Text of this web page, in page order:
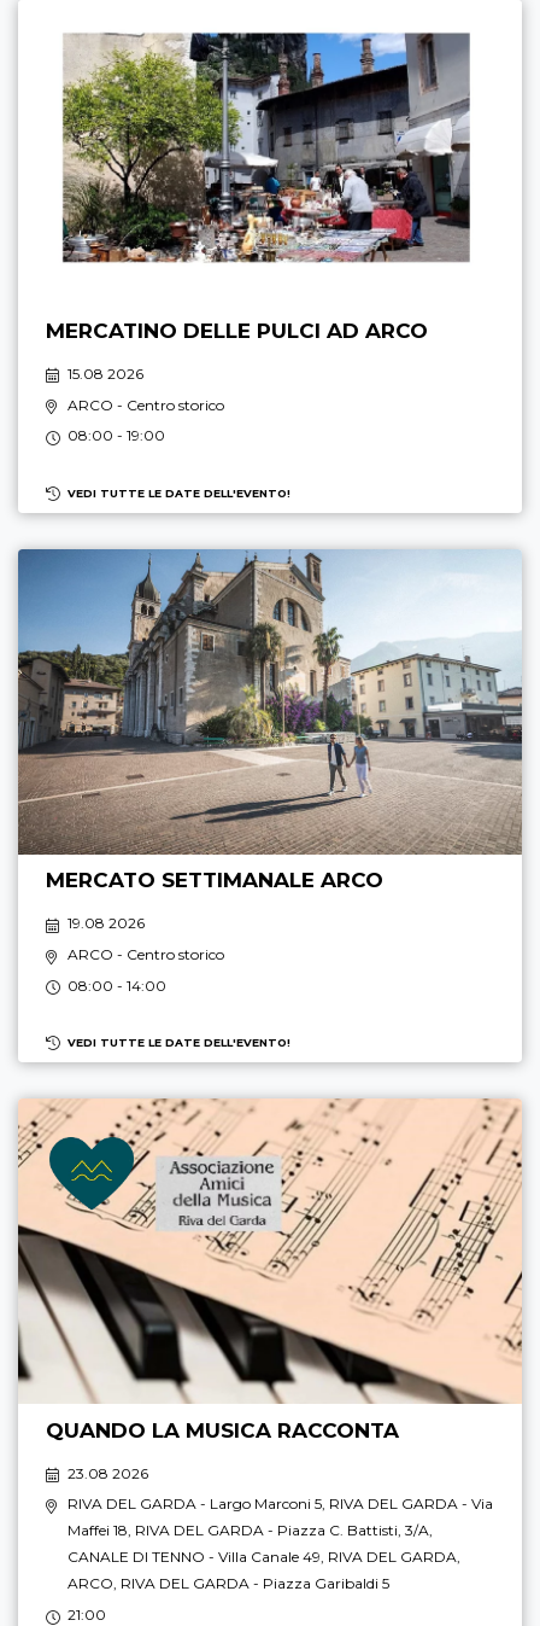
MERCATINO DELLE PULCI AD ARCO
15.08 2026
ARCO - Centro storico
08:00 - 19:00
VEDI TUTTE LE DATE DELL'EVENTO!
MERCATO SETTIMANALE ARCO
19.08 2026
ARCO - Centro storico
08:00 - 14:00
VEDI TUTTE LE DATE DELL'EVENTO!
QUANDO LA MUSICA RACCONTA
23.08 2026
RIVA DEL GARDA - Largo Marconi 5, RIVA DEL GARDA - Via
Maffei 18, RIVA DEL GARDA - Piazza C. Battisti, 3/A,
CANALE DI TENNO - Villa Canale 49, RIVA DEL GARDA,
ARCO, RIVA DEL GARDA - Piazza Garibaldi 5
21:00